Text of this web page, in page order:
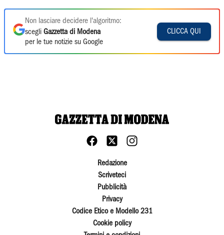
Non lasciare decidere l'algoritmo:
scegli Gazzetta di Modena
per le tue notizie su Google
CLICCA QUI
Redazione
Scriveteci
Pubblicità
Privacy
Codice Etico e Modello 231
Cookie policy